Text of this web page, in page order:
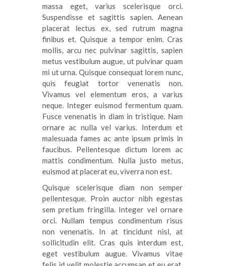
massa eget, varius scelerisque orci.
Suspendisse et sagittis sapien. Aenean
placerat lectus ex, sed rutrum magna
finibus et. Quisque a tempor enim. Cras
mollis, arcu nec pulvinar sagittis, sapien
metus vestibulum augue, ut pulvinar quam
mi ut urna. Quisque consequat lorem nunc,
quis feugiat tortor venenatis non.
Vivamus vel elementum eros, a varius
neque. Integer euismod fermentum quam.
Fusce venenatis in diam in tristique. Nam
ornare ac nulla vel varius. Interdum et
malesuada fames ac ante ipsum primis in
faucibus. Pellentesque dictum lorem ac
mattis condimentum. Nulla justo metus,
euismod at placerat eu, viverra non est.
Quisque scelerisque diam non semper
pellentesque. Proin auctor nibh egestas
sem pretium fringilla. Integer vel ornare
orci. Nullam tempus condimentum risus
non venenatis. In at tincidunt nisl, at
sollicitudin elit. Cras quis interdum est,
eget vestibulum augue. Vivamus vitae